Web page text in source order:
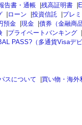
告書・通帳 |残高証明書 |
|ローン |投資信託 |プレ
預金 |現金 |債券（金融商
|プライベートバンキング |
PASS?（多通貨Visaデ
スについて |買い物・海外